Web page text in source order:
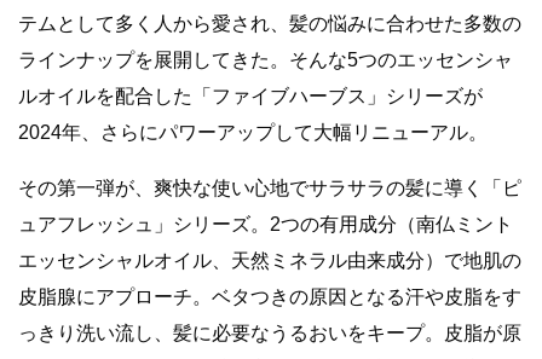
テムとして多く人から愛され、髪の悩みに合わせた多数の
ラインナップを展開してきた。そんな5つのエッセンシャ
ルオイルを配合した「ファイブハーブス」シリーズが
2024年、さらにパワーアップして大幅リニューアル。
その第一弾が、爽快な使い心地でサラサラの髪に導く「ピ
ュアフレッシュ」シリーズ。2つの有用成分（南仏ミント
エッセンシャルオイル、天然ミネラル由来成分）で地肌の
皮脂腺にアプローチ。ベタつきの原因となる汗や皮脂をす
っきり洗い流し、髪に必要なうるおいをキープ。皮脂が原